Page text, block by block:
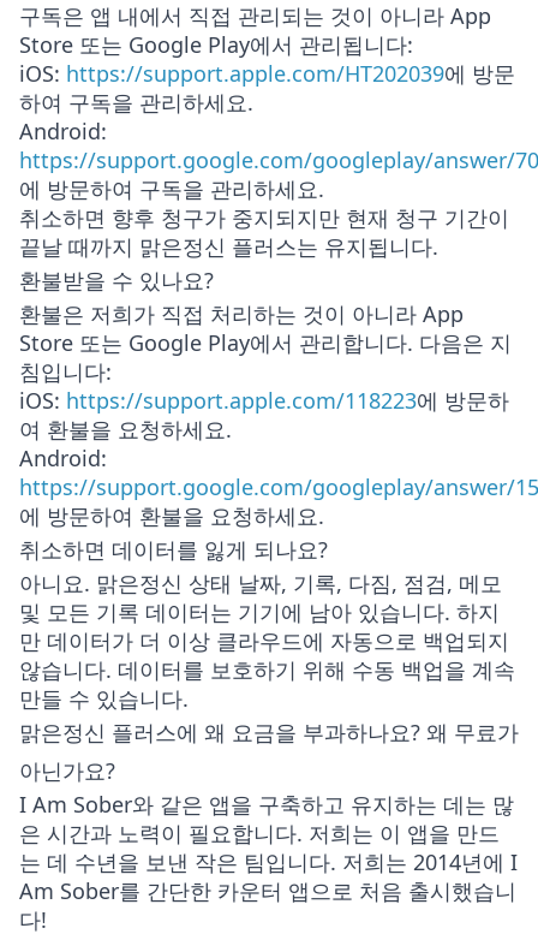
구독은 앱 내에서 직접 관리되는 것이 아니라 App
Store 또는 Google Play에서 관리됩니다:
iOS: https://support.apple.com/HT202039에 방문
하여 구독을 관리하세요.
Android:
https://support.google.com/googleplay/answer/
에 방문하여 구독을 관리하세요.
취소하면 향후 청구가 중지되지만 현재 청구 기간이
끝날 때까지 맑은정신 플러스는 유지됩니다.
환불받을 수 있나요?
환불은 저희가 직접 처리하는 것이 아니라 App
Store 또는 Google Play에서 관리합니다. 다음은 지
침입니다:
iOS: https://support.apple.com/118223에 방문하
여 환불을 요청하세요.
Android:
https://support.google.com/googleplay/answer/
에 방문하여 환불을 요청하세요.
취소하면 데이터를 잃게 되나요?
아니요. 맑은정신 상태 날짜, 기록, 다짐, 점검, 메모
및 모든 기록 데이터는 기기에 남아 있습니다. 하지
만 데이터가 더 이상 클라우드에 자동으로 백업되지
않습니다. 데이터를 보호하기 위해 수동 백업을 계속
만들 수 있습니다.
맑은정신 플러스에 왜 요금을 부과하나요? 왜 무료가
아닌가요?
I Am Sober와 같은 앱을 구축하고 유지하는 데는 많
은 시간과 노력이 필요합니다. 저희는 이 앱을 만드
는 데 수년을 보낸 작은 팀입니다. 저희는 2014년에 I
Am Sober를 간단한 카운터 앱으로 처음 출시했습니
다!